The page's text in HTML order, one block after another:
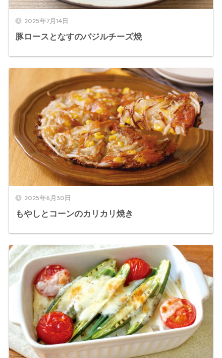
2025年7月14日
豚ロースとなすのバジルチーズ焼
2025年6月30日
もやしとコーンのカリカリ焼き